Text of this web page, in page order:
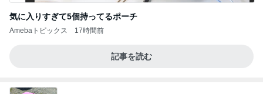
気に入りすぎて5個持ってるポーチ
Amebaトピックス 17時間前
記事を読む